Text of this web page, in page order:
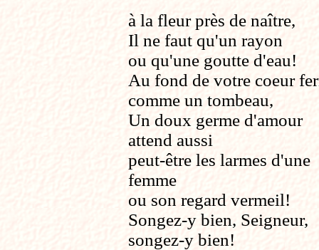
à la fleur près de naître,
Il ne faut qu'un rayon
ou qu'une goutte d'eau!
Au fond de votre coeur
comme un tombeau,
Un doux germe d'amour
attend aussi
peut-être les larmes d'une
femme
ou son regard vermeil!
Songez-y bien, Seigneur,
songez-y bien!